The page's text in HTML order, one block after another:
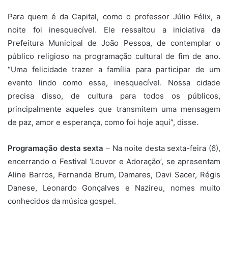
Para quem é da Capital, como o professor Júlio Félix, a
noite foi inesquecível. Ele ressaltou a iniciativa da
Prefeitura Municipal de João Pessoa, de contemplar o
público religioso na programação cultural de fim de ano.
“Uma felicidade trazer a família para participar de um
evento lindo como esse, inesquecível. Nossa cidade
precisa disso, de cultura para todos os públicos,
principalmente aqueles que transmitem uma mensagem
de paz, amor e esperança, como foi hoje aqui”, disse.
Programação desta sexta – Na noite desta sexta-feira (6),
encerrando o Festival ‘Louvor e Adoração’, se apresentam
Aline Barros, Fernanda Brum, Damares, Davi Sacer, Régis
Danese, Leonardo Gonçalves e Nazireu, nomes muito
conhecidos da música gospel.